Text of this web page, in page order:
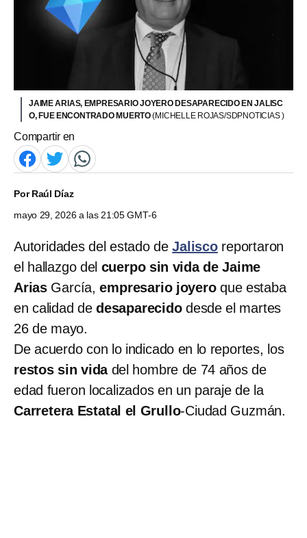
JAIME ARIAS, EMPRESARIO JOYERO DESAPARECIDO EN JALISC
O, FUE ENCONTRADO MUERTO(MICHELLE ROJAS/SDPNOTICIAS )
Compartir en
PorRaúl Díaz
mayo 29, 2026 a las 21:05 GMT-6
Autoridades del estado deJaliscoreportaron
el hallazgo del cuerpo sin vida de Jaime
Arias García,empresario joyeroque estaba
en calidad dedesaparecidodesde el martes
26 de mayo.
De acuerdo con lo indicado en lo reportes, los
restos sin vidadel hombre de 74 años de
edad fueron localizados en un paraje de la
Carretera Estatal el Grullo-Ciudad Guzmán.